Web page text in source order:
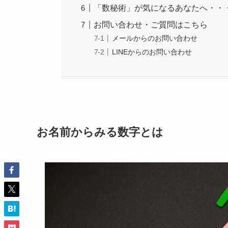
「数秘術」が気になるあなたへ・・
お問い合わせ・ご質問はこちら
メールからのお問い合わせ
LINEからのお問い合わせ
お名前からみる数字とは